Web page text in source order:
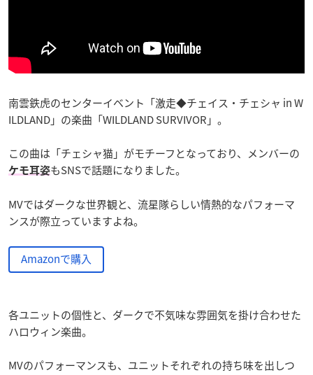
南雲鉄虎のセンターイベント「激走◆チェイス・チェシャ in W
ILDLAND」の楽曲「WILDLAND SURVIVOR」。
この曲は「チェシャ猫」がモチーフとなっており、メンバーの
ケモ耳姿もSNSで話題になりました。
MVではダークな世界観と、流星隊らしい情熱的なパフォーマ
ンスが際立っていますよね。
Amazonで購入
各ユニットの個性と、ダークで不気味な雰囲気を掛け合わせた
ハロウィン楽曲。
MVのパフォーマンスも、ユニットそれぞれの持ち味を出しつ